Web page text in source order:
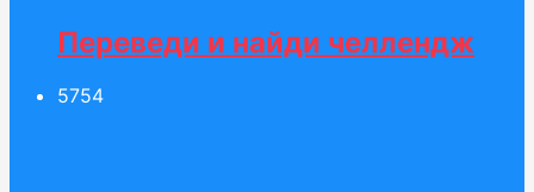
Переведи и найди челлендж
5754